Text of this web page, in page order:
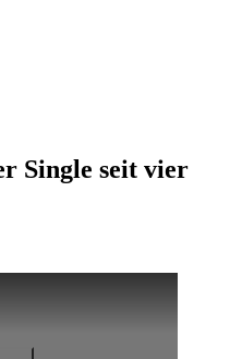
Single seit vier